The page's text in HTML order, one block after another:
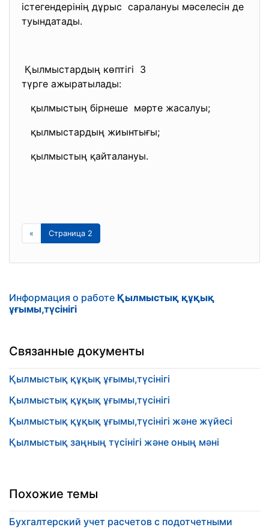
істегендерінің дұрыс саралануы мәселесін де
туындатады.
Қылмыстардың көптігі 3
түрге ажыратылады:
қылмыстың бірнеше мәрте жасалуы;
қылмыстардың жиынтығы;
қылмыстың қайталануы.
« Страница 2
Информация о работе Қылмыстық құқық
ұғымы,түсінігі
Связанные документы
Қылмыстық құқық ұғымы,түсінігі
Қылмыстық құқық ұғымы,түсінігі
Қылмыстық құқық ұғымы,түсінігі және жүйесі
Қылмыстық заңның түсінігі және оның мәні
Похожие темы
Бухгалтерский учет расчетов с подотчетными